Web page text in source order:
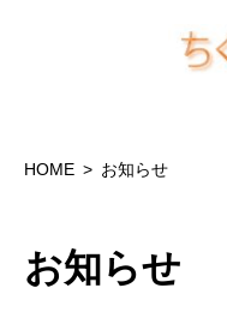
HOME お知らせ
お知らせ